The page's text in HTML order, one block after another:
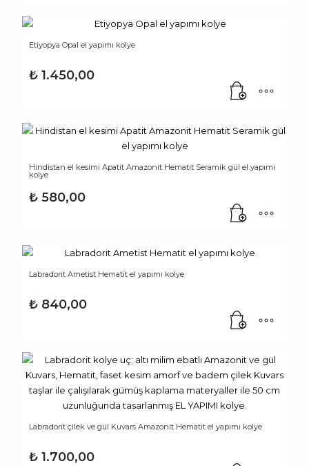
Etiyopya Opal el yapımı kolye
₺ 1.450,00
Hindistan el kesimi Apatit Amazonit Hematit Seramik gül el yapımı
kolye
₺ 580,00
Labradorit Ametist Hematit el yapımı kolye
₺ 840,00
Labradorit çilek ve gül Kuvars Amazonit Hematit el yapımı kolye
₺ 1.700,00